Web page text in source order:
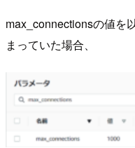
max_connectionsの値を
まっていた場合、